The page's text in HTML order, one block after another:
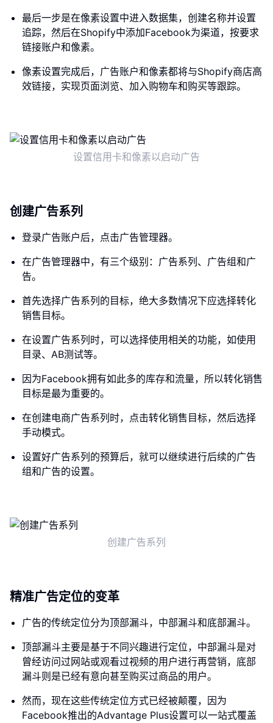
最后一步是在像素设置中进入数据集，创建名称并设置
追踪，然后在Shopify中添加Facebook为渠道，按要求
链接账户和像素。
像素设置完成后，广告账户和像素都将与Shopify商店高
效链接，实现页面浏览、加入购物车和购买等跟踪。
设置信用卡和像素以启动广告
创建广告系列
登录广告账户后，点击广告管理器。
在广告管理器中，有三个级别：广告系列、广告组和广
告。
首先选择广告系列的目标，绝大多数情况下应选择转化
销售目标。
在设置广告系列时，可以选择使用相关的功能，如使用
目录、AB测试等。
因为Facebook拥有如此多的库存和流量，所以转化销售
目标是最为重要的。
在创建电商广告系列时，点击转化销售目标，然后选择
手动模式。
设置好广告系列的预算后，就可以继续进行后续的广告
组和广告的设置。
创建广告系列
精准广告定位的变革
广告的传统定位分为顶部漏斗，中部漏斗和底部漏斗。
顶部漏斗主要是基于不同兴趣进行定位，中部漏斗是对
曾经访问过网站或观看过视频的用户进行再营销，底部
漏斗则是已经有意向甚至购买过商品的用户。
然而，现在这些传统定位方式已经被颠覆，因为
Facebook推出的Advantage Plus设置可以一站式覆盖